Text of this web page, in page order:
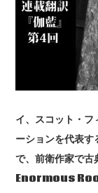
イ、スコット・
ーションを代表
で、前衛作家で
Enormous